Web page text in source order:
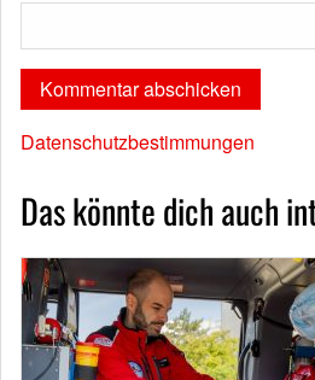
Datenschutzbestimmungen
Das könnte dich auch